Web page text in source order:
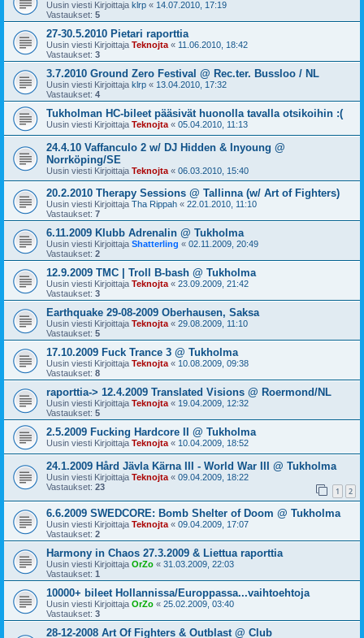
Uusin viesti Kirjoittaja klrp « 14.07.2010, 17:19
Vastaukset: 5
27-30.5.2010 Pietari raporttia
Uusin viesti Kirjoittaja Teknojta « 11.06.2010, 18:42
Vastaukset: 3
3.7.2010 Ground Zero Festival @ Rec.ter. Bussloo / NL
Uusin viesti Kirjoittaja klrp « 13.04.2010, 17:32
Vastaukset: 4
Tukholman HC-bileet pääsivät huonolla tavalla otsikoihin :(
Uusin viesti Kirjoittaja Teknojta « 05.04.2010, 11:13
24.4.10 Vaffanculo 2 w/ DJ Hidden & Inyoung @
Norrköping/SE
Uusin viesti Kirjoittaja Teknojta « 06.03.2010, 15:40
20.2.2010 Therapy Sessions @ Tallinna (w/ Art of Fighters)
Uusin viesti Kirjoittaja Tha Rippah « 22.01.2010, 11:10
Vastaukset: 7
6.11.2009 Klubb Adrenalin @ Tukholma
Uusin viesti Kirjoittaja Shatterling « 02.11.2009, 20:49
Vastaukset: 2
12.9.2009 TMC | Troll B-bash @ Tukholma
Uusin viesti Kirjoittaja Teknojta « 23.09.2009, 21:42
Vastaukset: 3
Earthquake 29-08-2009 Oberhausen, Saksa
Uusin viesti Kirjoittaja Teknojta « 29.08.2009, 11:10
Vastaukset: 5
17.10.2009 Fuck Trance 3 @ Tukholma
Uusin viesti Kirjoittaja Teknojta « 10.08.2009, 09:38
Vastaukset: 8
raporttia-> 12.4.2009 Translated Visions @ Roermond/NL
Uusin viesti Kirjoittaja Teknojta « 19.04.2009, 12:32
Vastaukset: 5
2.5.2009 Fucking Hardcore II @ Tukholma
Uusin viesti Kirjoittaja Teknojta « 10.04.2009, 18:52
24.1.2009 Hård Jävla Kärna III - World War III @ Tukholma
Uusin viesti Kirjoittaja Teknojta « 09.04.2009, 18:22
Vastaukset: 23 1 2
6.6.2009 SWEDCORE: Bomb Shelter of Doom @ Tukholma
Uusin viesti Kirjoittaja Teknojta « 09.04.2009, 17:07
Vastaukset: 2
Harmony in Chaos 27.3.2009 & Liettua raporttia
Uusin viesti Kirjoittaja OrZo « 31.03.2009, 22:03
Vastaukset: 1
10000+ bileet Hollannissa/Europpassa...vaihtoehtoja
Uusin viesti Kirjoittaja OrZo « 25.02.2009, 03:40
Vastaukset: 3
28-12-2008 Art Of Fighters & Outblast @ Club